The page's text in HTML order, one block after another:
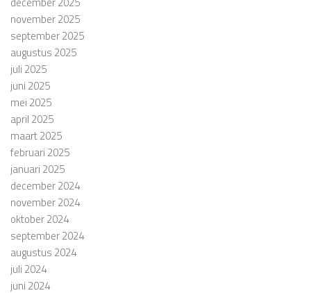
november 2025
september 2025
augustus 2025
juli 2025
juni 2025
mei 2025
april 2025
maart 2025
februari 2025
januari 2025
december 2024
november 2024
oktober 2024
september 2024
augustus 2024
juli 2024
juni 2024